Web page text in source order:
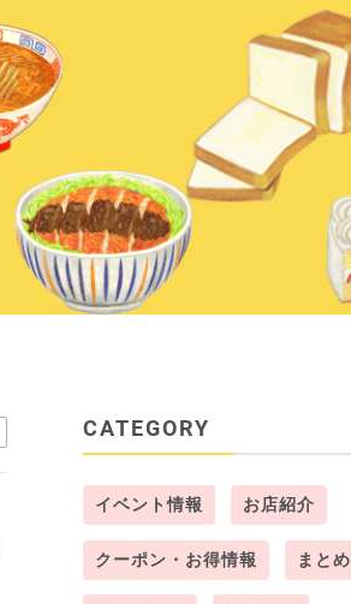
CATEGORY
イベント情報 お店紹介
クーポン・お得情報 まとめ